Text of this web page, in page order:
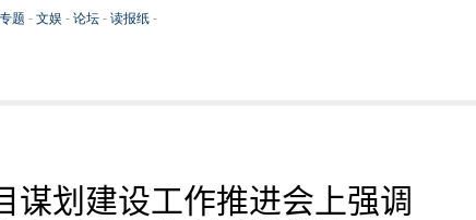
谋划建设工作推进会上强调